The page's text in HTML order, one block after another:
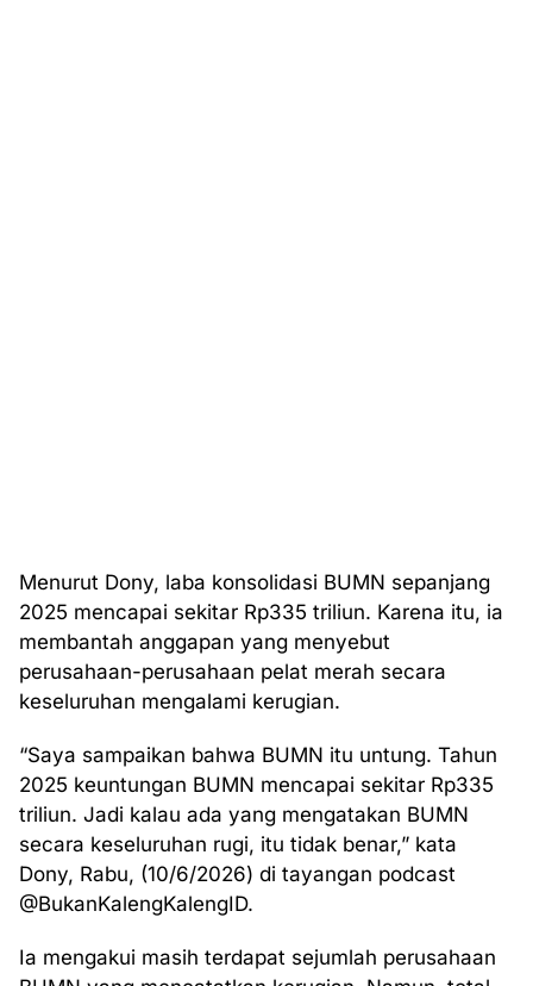
Menurut Dony, laba konsolidasi BUMN sepanjang
2025 mencapai sekitar Rp335 triliun. Karena itu, ia
membantah anggapan yang menyebut
perusahaan-perusahaan pelat merah secara
keseluruhan mengalami kerugian.
“Saya sampaikan bahwa BUMN itu untung. Tahun
2025 keuntungan BUMN mencapai sekitar Rp335
triliun. Jadi kalau ada yang mengatakan BUMN
secara keseluruhan rugi, itu tidak benar,” kata
Dony, Rabu, (10/6/2026) di tayangan podcast
@BukanKalengKalengID.
Ia mengakui masih terdapat sejumlah perusahaan